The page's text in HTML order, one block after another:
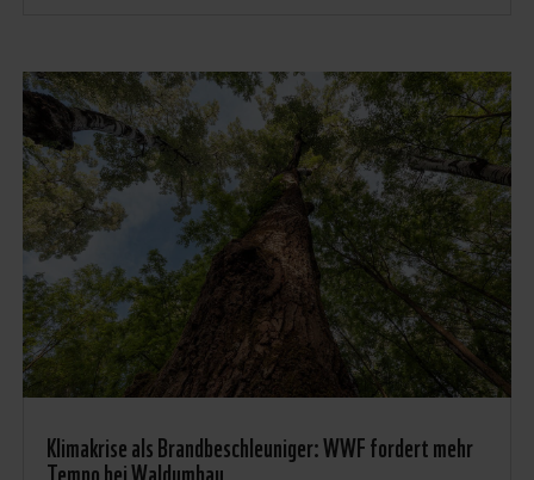
Klimakrise als Brandbeschleuniger: WWF fordert mehr
Tempo bei Waldumbau